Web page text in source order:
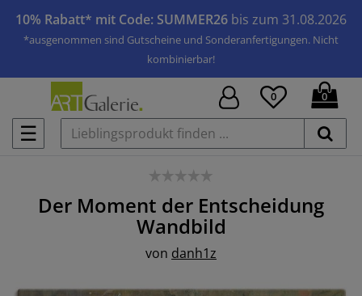
10% Rabatt* mit Code: SUMMER26 bis zum 31.08.2026
*ausgenommen sind Gutscheine und Sonderanfertigungen. Nicht
kombinierbar!
☰
0 0
Der Moment der Entscheidung
Wandbild
von danh1z